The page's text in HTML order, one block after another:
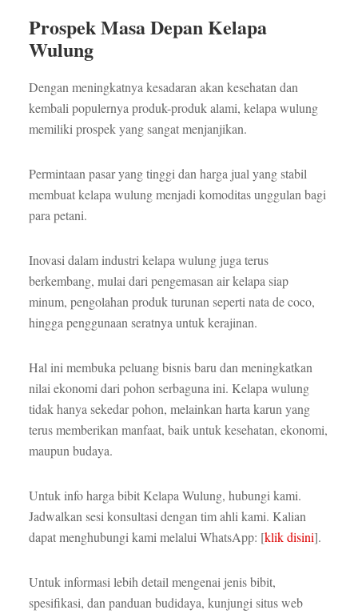
Prospek Masa Depan Kelapa
Wulung
Dengan meningkatnya kesadaran akan kesehatan dan
kembali populernya produk-produk alami, kelapa wulung
memiliki prospek yang sangat menjanjikan.
Permintaan pasar yang tinggi dan harga jual yang stabil
membuat kelapa wulung menjadi komoditas unggulan bagi
para petani.
Inovasi dalam industri kelapa wulung juga terus
berkembang, mulai dari pengemasan air kelapa siap
minum, pengolahan produk turunan seperti nata de coco,
hingga penggunaan seratnya untuk kerajinan.
Hal ini membuka peluang bisnis baru dan meningkatkan
nilai ekonomi dari pohon serbaguna ini. Kelapa wulung
tidak hanya sekedar pohon, melainkan harta karun yang
terus memberikan manfaat, baik untuk kesehatan, ekonomi,
maupun budaya.
Untuk info harga bibit Kelapa Wulung, hubungi kami.
Jadwalkan sesi konsultasi dengan tim ahli kami. Kalian
dapat menghubungi kami melalui WhatsApp: [klik disini].
Untuk informasi lebih detail mengenai jenis bibit,
spesifikasi, dan panduan budidaya, kunjungi situs web